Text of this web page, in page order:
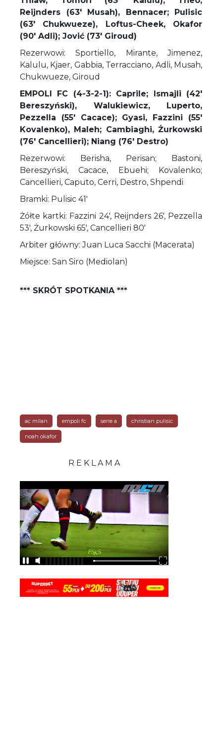
Reijnders (63' Musah), Bennacer; Pulisic
(63' Chukwueze), Loftus-Cheek, Okafor
(90' Adli); Jović (73' Giroud)
Rezerwowi: Sportiello, Mirante, Jimenez,
Kalulu, Kjaer, Gabbia, Terracciano, Adli, Musah,
Chukwueze, Giroud
EMPOLI FC (4-3-2-1): Caprile; Ismajli (42'
Bereszyński), Walukiewicz, Luperto,
Pezzella (55' Cacace); Gyasi, Fazzini (55'
Kovalenko), Maleh; Cambiaghi, Żurkowski
(76' Cancellieri); Niang (76' Destro)
Rezerwowi: Berisha, Perisan; Bastoni,
Bereszyński, Cacace, Ebuehi; Kovalenko;
Cancellieri, Caputo, Cerri, Destro, Shpendi
Bramki: Pulisic 41'
Żółte kartki: Fazzini 24', Reijnders 26', Pezzella
53', Żurkowski 65', Cancellieri 80'
Arbiter główny: Juan Luca Sacchi (Macerata)
Miejsce: San Siro (Mediolan)
*** SKRÓT SPOTKANIA ***
ac milan empoli fc serie a christian pulisic
noah okafor
R E K L A M A